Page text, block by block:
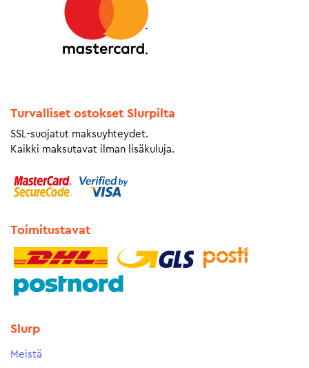
Turvalliset ostokset Slurpilta
SSL-suojatut maksuyhteydet.
Kaikki maksutavat ilman lisäkuluja.
Toimitustavat
Slurp
Meistä